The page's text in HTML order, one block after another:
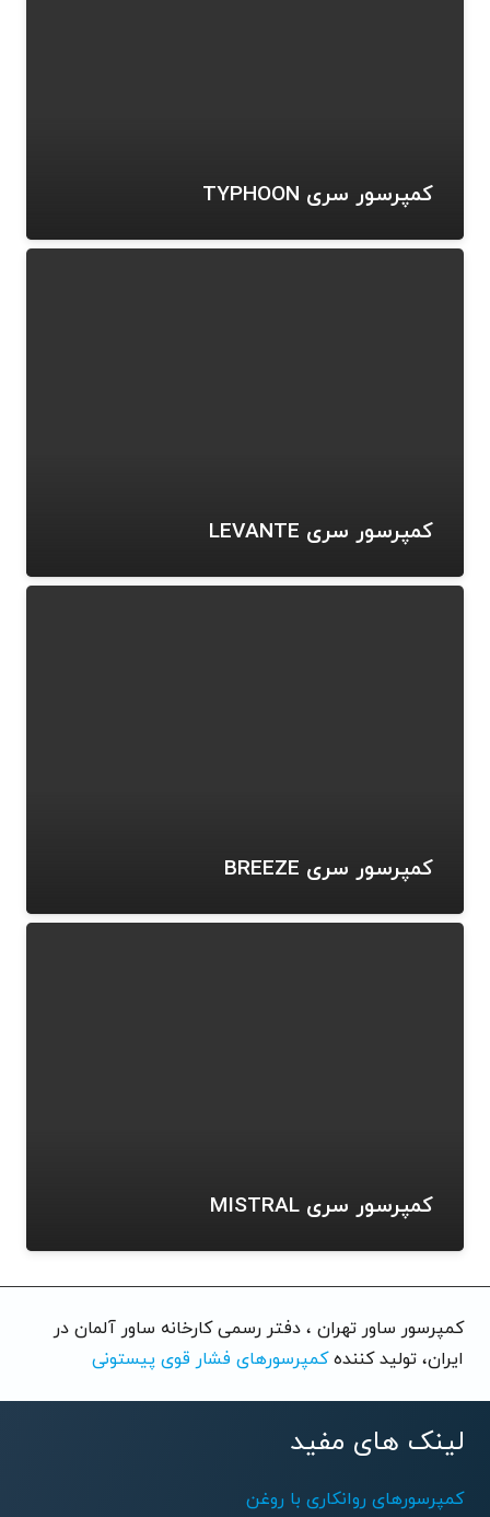
کمپرسور سری TYPHOON
کمپرسور سری LEVANTE
کمپرسور سری BREEZE
کمپرسور سری MISTRAL
کمپرسور ساور تهران ، دفتر رسمی کارخانه ساور آلمان در
ایران، تولید کنندهکمپرسورهای فشار قوی پیستونی
لینک های مفید
کمپرسورهای روانکاری با روغن